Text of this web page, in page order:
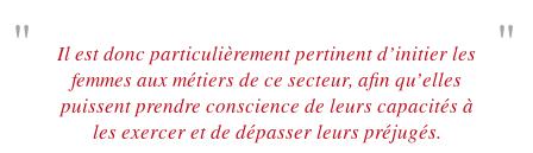
Il est donc particulièrement pertinent d’initier les
femmes aux métiers de ce secteur, afin qu’elles
puissent prendre conscience de leurs capacités à
les exercer et de dépasser leurs préjugés.